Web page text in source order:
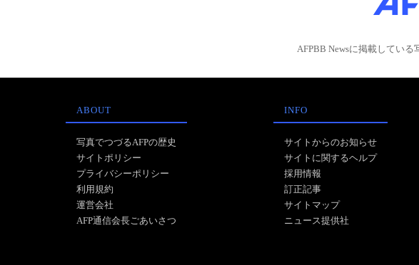
AFPBB Newsに掲載してい
ABOUT
写真でつづるAFPの歴史
サイトポリシー
プライバシーポリシー
利用規約
運営会社
AFP通信会長ごあいさつ
INFO
サイトからのお知らせ
サイトに関するヘルプ
採用情報
訂正記事
サイトマップ
ニュース提供社